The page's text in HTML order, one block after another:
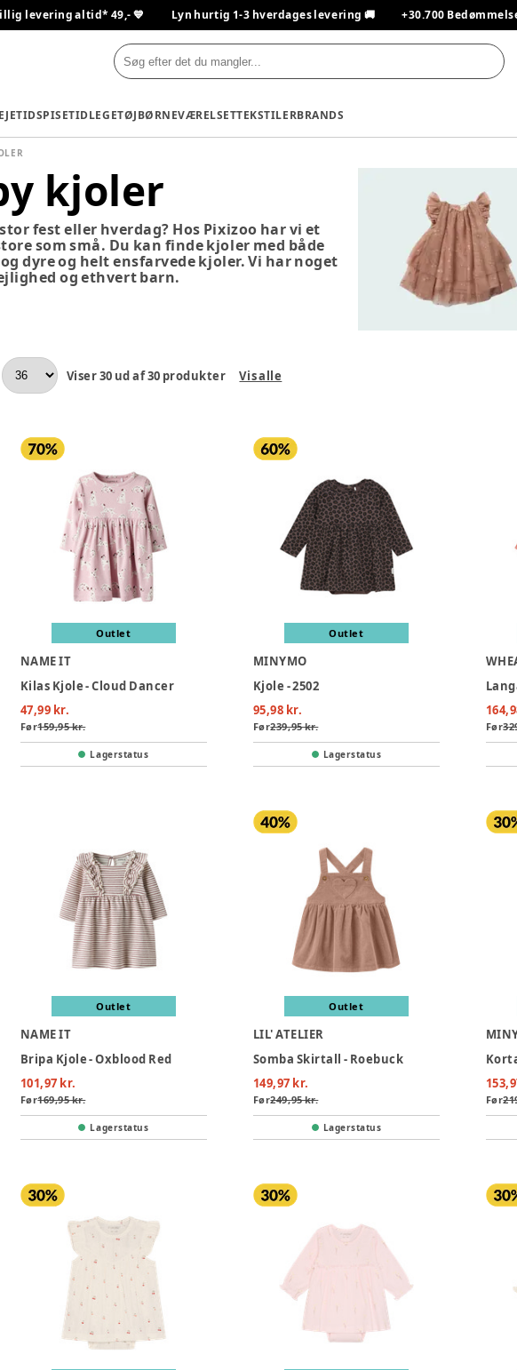
levering altid* 49,- 💙 Lyn hurtig 1-3 hverdages levering 🚚 +30.700
SPISETIDLEGETØJBØRNEVÆRELSETTEKSTILERBRANDS
kjoler
fest eller hverdag? Hos Pixizoo har vi et
som små. Du kan finde kjoler med både
dyre og helt ensfarvede kjoler. Vi har noget
og ethvert barn.
Viser30 ud af30 produkter Vis alle
Outlet
NAME IT
Kilas Kjole - Cloud Dancer
47,99 kr.
Før159,95 kr.
Lagerstatus
Outlet
MINYMO
Kjole - 2502
95,98 kr.
Før239,95 kr.
Lagerstatus
Før
Outlet
NAME IT
Bripa Kjole - Oxblood Red
101,97 kr.
Før169,95 kr.
Lagerstatus
Outlet
LIL' ATELIER
Somba Skirtall - Roebuck
149,97 kr.
Før249,95 kr.
Lagerstatus
Før